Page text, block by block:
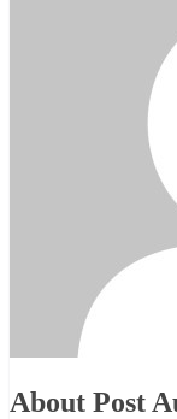
About Post